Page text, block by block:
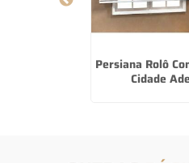
Persiana Rolô
Cidade